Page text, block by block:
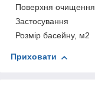
Поверхня очищення
Застосування
Розмір басейну, м2
Приховати